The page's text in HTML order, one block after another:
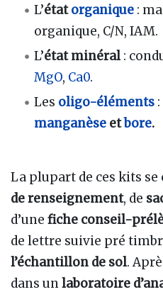
L’étatorganique :
organique, C/N, IAM.
L’état minéral:
MgO, Ca0.
Les oligo-éléments :
manganèse etbore.
La plupart de ces kits se
de renseignement, de
d’une fiche conseil-
de lettre suivie pré
l’échantillon de sol.
dans unlaboratoire